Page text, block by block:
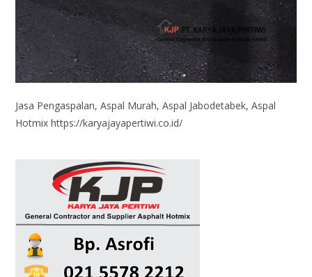
Jasa Pengaspalan, Aspal Murah, Aspal Jabodetabek, Aspal
Hotmix https://karyajayapertiwi.co.id/